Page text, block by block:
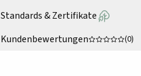
Standards & Zertifikate
Kundenbewertungen
(0)